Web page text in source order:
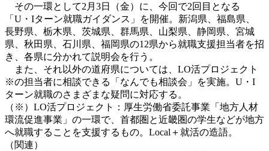
その一環として2月3日（金）に、今回で2回目となる
「U・Iターン就職ガイダンス」を開催。新潟県、福島県、
長野県、栃木県、茨城県、群馬県、山梨県、静岡県、宮城
県、秋田県、石川県、福岡県の12県から就職支援担当者を招
き、各県に分かれて説明会を行う。
また、それ以外の道府県については、LO活プロジェクト
※の担当者に相談できる「なんでも相談会」を実施。U・I
ターン就職のさまざまな疑問に対応する。
（※）LO活プロジェクト：厚生労働省委託事業「地方人材
環流促進事業」の一環で、首都圏と近畿圏の学生などが地方
へ就職することを支援するもの。Local＋就活の造語。
（関連）